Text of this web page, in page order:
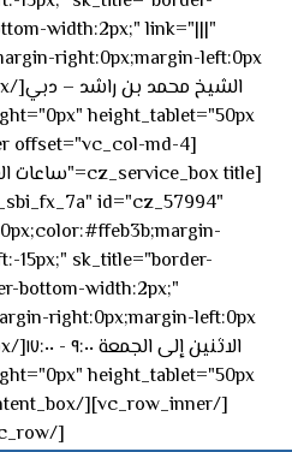
width:2px;" link="|||"
id="cz_57994"
15px;" sk_title="border-
bottom-width:2px;"
[/vc_row]